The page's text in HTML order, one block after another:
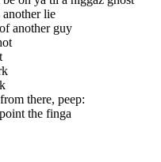
another lie
another guy
there, peep:
the finga